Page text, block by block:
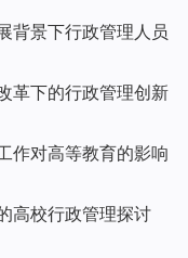
背景下行政管理人员
革下的行政管理创新
作对高等教育的影响
高校行政管理探讨